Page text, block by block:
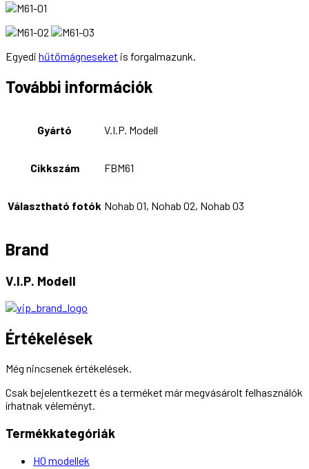
Egyedi hűtőmágneseket is forgalmazunk.
További információk
Gyártó V.I.P. Modell
Cikkszám FBM61
Választható fotók Nohab 01, Nohab 02, Nohab 03
Brand
V.I.P. Modell
Értékelések
Még nincsenek értékelések.
Csak bejelentkezett és a terméket már megvásárolt felhasználók
írhatnak véleményt.
Termékkategóriák
H0 modellek